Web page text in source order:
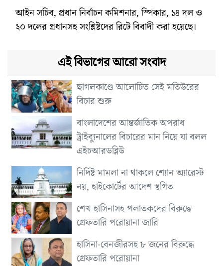
আইন সচিব, প্রধান নির্বাচন কমিশনার, স্পিকার, ১৪ দল ও
২০ দলের প্রধানসহ সংশ্লিষ্টদের রিটে বিবাদী করা হয়েছে।
এই বিভাগের আরো সংবাদ
ছাগলকাণ্ডে আলোচিত সেই মতিউরের
বিচার শুরু
বাংলাদেশের আন্তর্জাতিক অপরাধ
ট্রাইব্যুনালের বিচারের মান নিয়ে যা বলল
এইচআরডব্লিউ
নির্দিষ্ট মামলা না থাকলে শ্যোন অ্যারেস্ট
নয়, হাইকোর্টের আদেশ স্থগিত
শেখ হাসিনাসহ পলাতকদের বিরুদ্ধে
গ্রেফতারি পরোয়ানা জারি
হাসিনা-বেনজীরসহ ৮ জনের বিরুদ্ধে
গ্রেফতারি পরোয়ানা